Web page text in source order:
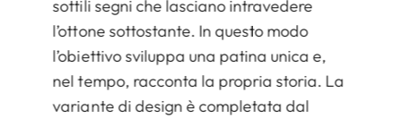
sottili segni che lasciano intravedere
l’ottone sottostante. In questo modo
l’obiettivo sviluppa una patina unica e,
nel tempo, racconta la propria storia. La
variante di design è completata dal